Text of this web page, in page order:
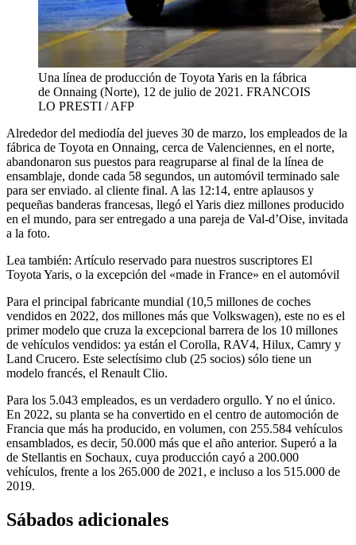
Una línea de producción de Toyota Yaris en la fábrica
de Onnaing (Norte), 12 de julio de 2021. FRANCOIS
LO PRESTI / AFP
Alrededor del mediodía del jueves 30 de marzo, los empleados de la
fábrica de Toyota en Onnaing, cerca de Valenciennes, en el norte,
abandonaron sus puestos para reagruparse al final de la línea de
ensamblaje, donde cada 58 segundos, un automóvil terminado sale
para ser enviado. al cliente final. A las 12:14, entre aplausos y
pequeñas banderas francesas, llegó el Yaris diez millones producido
en el mundo, para ser entregado a una pareja de Val-d’Oise, invitada
a la foto.
Lea también: Artículo reservado para nuestros suscriptores El
Toyota Yaris, o la excepción del «made in France» en el automóvil
Para el principal fabricante mundial (10,5 millones de coches
vendidos en 2022, dos millones más que Volkswagen), este no es el
primer modelo que cruza la excepcional barrera de los 10 millones
de vehículos vendidos: ya están el Corolla, RAV4, Hilux, Camry y
Land Crucero. Este selectísimo club (25 socios) sólo tiene un
modelo francés, el Renault Clio.
Para los 5.043 empleados, es un verdadero orgullo. Y no el único.
En 2022, su planta se ha convertido en el centro de automoción de
Francia que más ha producido, en volumen, con 255.584 vehículos
ensamblados, es decir, 50.000 más que el año anterior. Superó a la
de Stellantis en Sochaux, cuya producción cayó a 200.000
vehículos, frente a los 265.000 de 2021, e incluso a los 515.000 de
2019.
Sábados adicionales